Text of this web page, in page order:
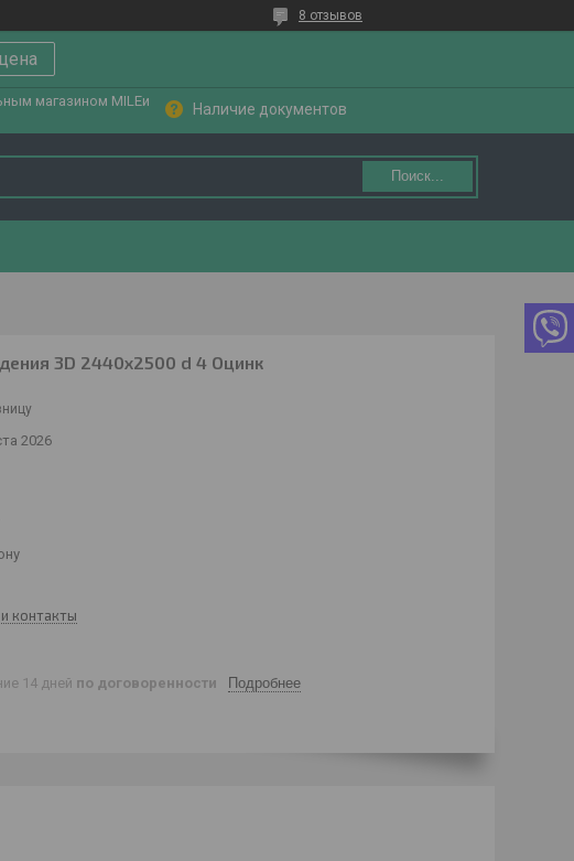
8 отзывов
магазином MILEи
Наличие документов
Поиск...
3D 2440x2500 d 4 Оцинк
2026
контакты
14 дней по договоренности Подробнее